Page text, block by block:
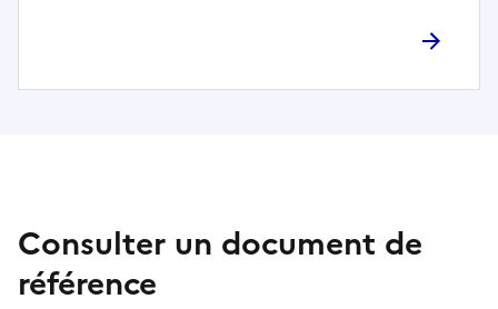
Consulter un document de
référence